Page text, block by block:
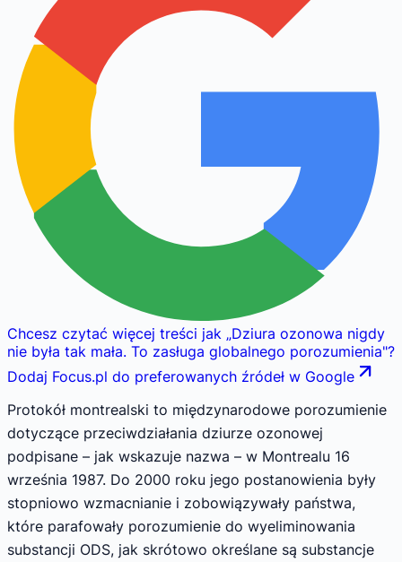
Chcesz czytać więcej treści jak „Dziura ozonowa nigdy
nie była tak mała. To zasługa globalnego porozumienia"?
Dodaj Focus.pl do preferowanych źródeł w Google
Protokół montrealski to międzynarodowe porozumienie
dotyczące przeciwdziałania dziurze ozonowej
podpisane – jak wskazuje nazwa – w Montrealu 16
września 1987. Do 2000 roku jego postanowienia były
stopniowo wzmacnianie i zobowiązywały państwa,
które parafowały porozumienie do wyeliminowania
substancji ODS, jak skrótowo określane są substancje